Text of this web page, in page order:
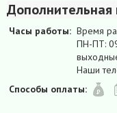
Часы работы: Время
ПН-ПТ:
Наши
Способы оплаты: